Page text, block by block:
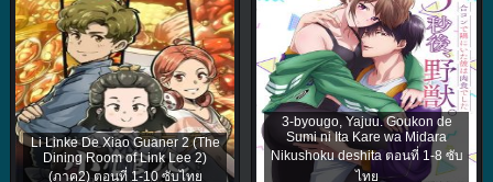
Li Linke De Xiao Guaner 2 (The
Dining Room of Link Lee 2)
(ภาค2) ตอนที่ 1-10 ซับไทย
3-byougo, Yajuu. Goukon de
Sumi ni Ita Kare wa Midara
Nikushoku deshita ตอนที่ 1-8 ซับ
ไทย